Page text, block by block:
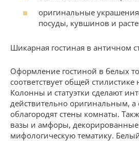
оригинальные
посуды, кувшинов и
Шикарная гостиная в античном
Оформление гостиной в белых
соответствует общей стилистике
Колонны и статуэтки сделают
действительно оригинальным,
облагородят стены комнаты.
вазы и амфоры,
мифологическую тематику.